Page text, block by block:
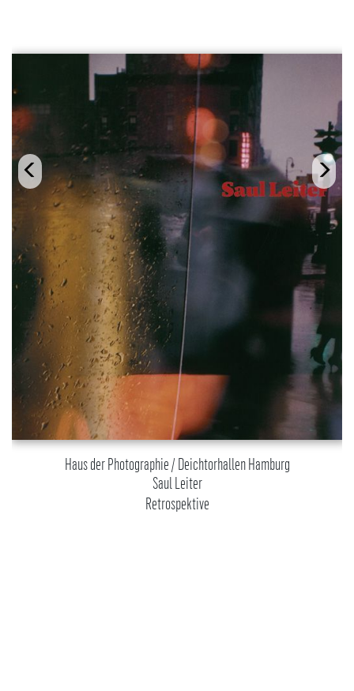
Haus der Photographie / Deichtorhallen Hamburg
Saul Leiter
Retrospektive